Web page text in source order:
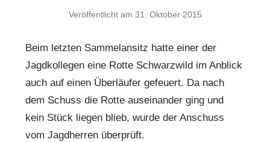
Veröffentlicht am 31. Oktober 2015
Beim letzten Sammelansitz hatte einer der
Jagdkollegen eine Rotte Schwarzwild im Anblick
auch auf einen Überläufer gefeuert. Da nach
dem Schuss die Rotte auseinander ging und
kein Stück liegen blieb, wurde der Anschuss
vom Jagdherren überprüft.